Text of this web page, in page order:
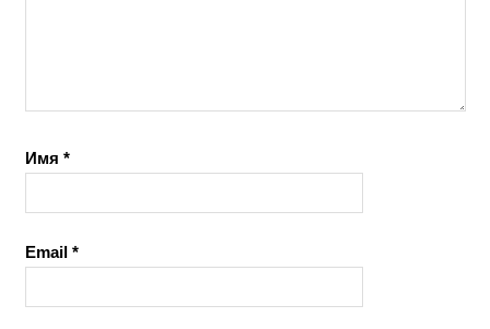
Имя *
Email *